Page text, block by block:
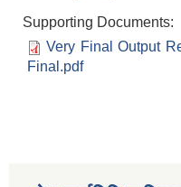
Supporting Documents:
Very Final Output
Final.pdf